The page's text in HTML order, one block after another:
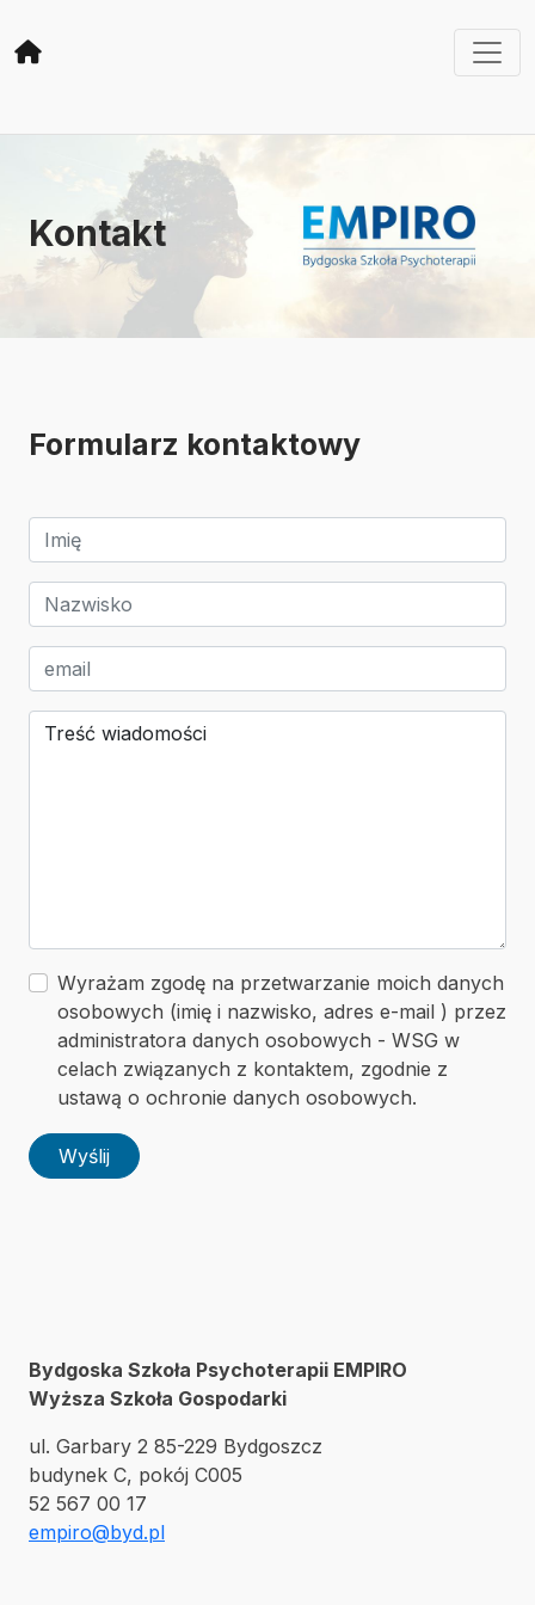
Kontakt
Formularz kontaktowy
Wyrażam zgodę na przetwarzanie moich danych
osobowych (imię i nazwisko, adres e-mail ) przez
administratora danych osobowych - WSG w
celach związanych z kontaktem, zgodnie z
ustawą o ochronie danych osobowych.
Wyślij
Bydgoska Szkoła Psychoterapii EMPIRO
Wyższa Szkoła Gospodarki
ul. Garbary 2 85-229 Bydgoszcz
budynek C, pokój C005
52 567 00 17
empiro@byd.pl